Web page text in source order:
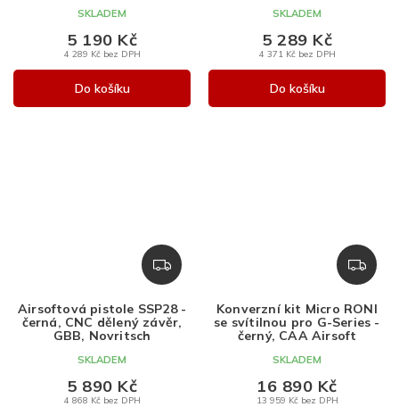
SKLADEM
4 289 Kč bez DPH
5 190 Kč
Do košíku
SKLADEM
4 371 Kč bez DPH
5 289 Kč
Do košíku
Z
D
R
Airsoftová pistole SSP28 -
černá, CNC dělený závěr,
GBB, Novritsch
SKLADEM
4 868 Kč bez DPH
5 890 Kč
Z
D
R
Konverzní kit Micro RONI
se svítilnou pro G-Series -
černý, CAA Airsoft
SKLADEM
13 959 Kč bez DPH
16 890 Kč